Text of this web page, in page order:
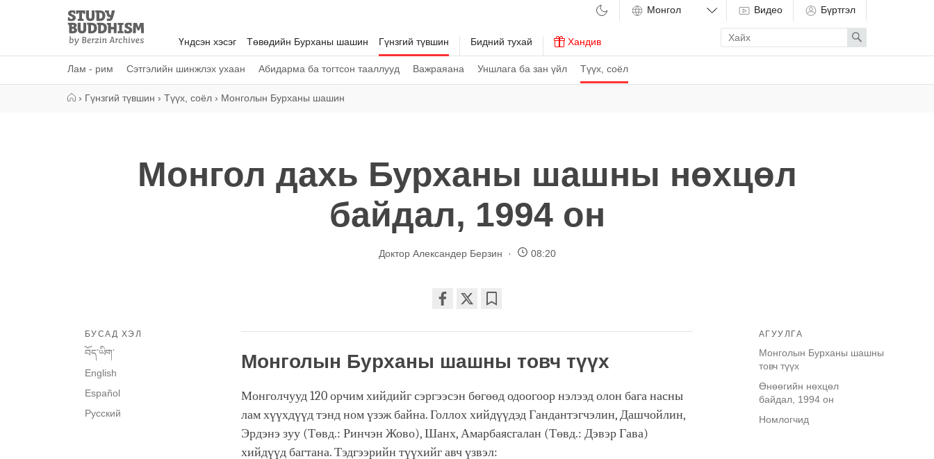
Study
Buddhism
Home
Үндсэн хэсэг Төвөдийн Бурханы шашин Гүнзгий түвшин
Лам - рим Сэтгэлийн шинжлэх ухаан Абидарма ба тогтсон тааллууд Важраяана Уншлага ба зан үйл Түүх, соёл
Бидний тухай Хандив
Видео Бүртгэл
Enter
search
term
Search
› Гүнзгий түвшин › Түүх, соёл › Монголын Бурханы шашин
Монгол дахь Бурханы шашны нөхцөл
байдал, 1994 он
Доктор Александер Берзин 08:20
on
facebook
АГУУЛГА
Монголын Бурханы шашны
товч түүх
Өнөөгийн нөхцөл
байдал, 1994 он
Номлогчид
БУСАД ХЭЛ
བོད་ཡིག་
English
Español
Русский
Монголын Бурханы шашны товч түүх
Монголчууд 120 орчим хийдийг сэргээсэн бөгөөд одоогоор нэлээд олон бага насны
лам хүүхдүүд тэнд ном үзэж байна. Голлох хийдүүдэд Гандантэгчэлин, Дашчойлин,
Эрдэнэ зуу (Төвд.: Ринчэн Жово), Шанх, Амарбаясгалан (Төвд.: Дэвэр Гава)
хийдүүд багтана. Тэдгээрийн түүхийг авч үзвэл: